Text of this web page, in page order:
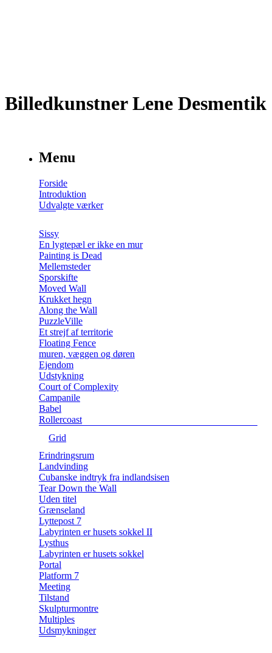
Billedkunstner Lene Desmentik
Menu
Forside
Introduktion
Udvalgte værker
Sissy
En lygtepæl er ikke en mur
Painting is Dead
Mellemsteder
Sporskifte
Moved Wall
Krukket hegn
Along the Wall
PuzzleVille
Et strejf af territorie
Floating Fence
muren, væggen og døren
Ejendom
Udstykning
Court of Complexity
Campanile
Babel
Rollercoast
Grid
Erindringsrum
Landvinding
Cubanske indtryk fra indlandsisen
Tear Down the Wall
Uden titel
Grænseland
Lyttepost 7
Labyrinten er husets sokkel II
Lysthus
Labyrinten er husets sokkel
Portal
Platform 7
Meeting
Tilstand
Skulpturmontre
Multiples
Udsmykninger